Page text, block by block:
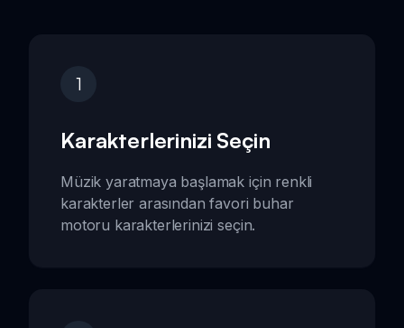
1
Karakterlerinizi Seçin
Müzik yaratmaya başlamak için renkli
karakterler arasından favori buhar
motoru karakterlerinizi seçin.